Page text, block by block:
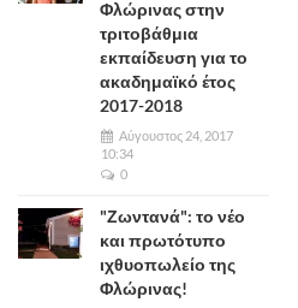
Φλώρινας στην
τριτοβάθμια
εκπαίδευση για το
ακαδημαϊκό έτος
2017-2018
Αύγουστος 24, 2017
10:34
0
"Ζωντανά": το νέο
και πρωτότυπο
ιχθυοπωλείο της
Φλώρινας!